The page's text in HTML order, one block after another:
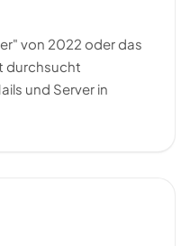
von 2022 oder das
durchsucht
und Server in